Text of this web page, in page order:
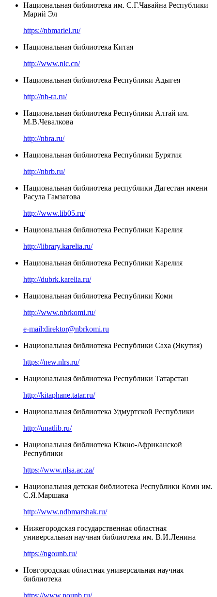
Национальная библиотека им. С.Г.Чавайна Республики
Марий Эл
https://nbmariel.ru/
Национальная библиотека Китая
http://www.nlc.cn/
Национальная библиотека Республики Адыгея
http://nb-ra.ru/
Национальная библиотека Республики Алтай им.
М.В.Чевалкова
http://nbra.ru/
Национальная библиотека Республики Бурятия
http://nbrb.ru/
Национальная библиотека республики Дагестан имени
Расула Гамзатова
http://www.lib05.ru/
Национальная библиотека Республики Карелия
http://library.karelia.ru/
Национальная библиотека Республики Карелия
http://dubrk.karelia.ru/
Национальная библиотека Республики Коми
http://www.nbrkomi.ru/
e-mail:direktor@nbrkomi.ru
Национальная библиотека Республики Саха (Якутия)
https://new.nlrs.ru/
Национальная библиотека Республики Татарстан
http://kitaphane.tatar.ru/
Национальная библиотека Удмуртской Республики
http://unatlib.ru/
Национальная библиотека Южно-Африканской
Республики
https://www.nlsa.ac.za/
Национальная детская библиотека Республики Коми им.
С.Я.Маршака
http://www.ndbmarshak.ru/
Нижегородская государственная областная
универсальная научная библиотека им. В.И.Ленина
https://ngounb.ru/
Новгородская областная универсальная научная
библиотека
https://www.nounb.ru/